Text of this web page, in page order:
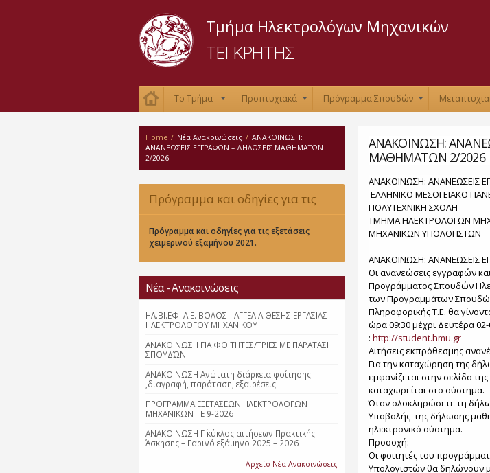
προς το
κυρίως
Τμήμα Ηλεκτρολόγων Μηχανικών
ΤΕΙ ΚΡΗΤΗΣ
Το Τμήμα Προπτυχιακά Πρόγραμμα Σπουδών
Home / Νέα Ανακοινώσεις / ΑΝΑΚΟΙΝΩΣΗ:
ΑΝΑΝΕΩΣΕΙΣ ΕΓΓΡΑΦΩΝ – ΔΗΛΩΣΕΙΣ ΜΑΘΗΜΑΤΩΝ
2/2026
Πρόγραμμα και οδηγίες για τις
εξετάσεις χειμερινού εξαμήνου 2021.
Πρόγραμμα και οδηγίες για τις εξετάσεις
χειμερινού εξαμήνου 2021.
Νέα - Ανακοινώσεις
ΗΛ.ΒΙ.ΕΦ. Α.Ε. ΒΟΛΟΣ - ΑΓΓΕΛΙΑ ΘΕΣΗΣ ΕΡΓΑΣΙΑΣ
ΗΛΕΚΤΡΟΛΟΓΟΥ ΜΗΧΑΝΙΚΟΥ
ΑΝΑΚΟΙΝΩΣΗ ΓΙΑ ΦΟΙΤΗΤΕΣ/ΤΡΙΕΣ ΜΕ ΠΑΡΑΤΑΣΗ
ΣΠΟΥΔΏΝ
ΑΝΑΚΟΙΝΩΣΗ Ανώτατη διάρκεια φοίτησης
,διαγραφή, παράταση, εξαιρέσεις
ΠΡΟΓΡΑΜΜΑ ΕΞΕΤΑΣΕΩΝ ΗΛΕΚΤΡΟΛΟΓΩΝ
ΜΗΧΑΝΙΚΩΝ ΤΕ 9-2026
ΑΝΑΚΟΙΝΩΣΗ Γ΄ κύκλος αιτήσεων Πρακτικής
Άσκησης – Εαρινό εξάμηνο 2025 – 2026
Αρχείο Νέα-Ανακοινώσεις
ΑΝΑΚΟΙΝΩΣΗ:
ΜΑΘΗΜΑΤΩΝ 2/2026
ΑΝΑΚΟΙΝΩΣΗ: ΑΝΑΝΕΩΣΕΙΣ
ΕΛΛΗΝΙΚΟ
ΠΟΛΥΤΕΧΝΙΚΗ ΣΧΟΛΗ
ΤΜΗΜΑ ΗΛΕΚΤΡΟΛΟΓΩΝ
ΜΗΧΑΝΙΚΩΝ ΥΠΟΛΟΓΙΣΤΩΝ
ΑΝΑΚΟΙΝΩΣΗ: ΑΝΑΝΕΩΣΕΙΣ
Οι ανανεώσεις εγγραφών
Προγράμματος Σπουδών
των Προγραμμάτων
Πληροφορικής Τ.Ε. θα
ώρα 09:30 μέχρι Δευτέρα
: http://student.hmu.gr
Αιτήσεις εκπρόθεσμης
Για την καταχώρηση της
εμφανίζεται στην σελίδα
καταχωρείται στο σύστημα.
Όταν ολοκληρώσετε τη
Υποβολής της δήλωσης
ηλεκτρονικό σύστημα.
Προσοχή:
Οι φοιτητές του
Υπολογιστών θα δηλώνουν